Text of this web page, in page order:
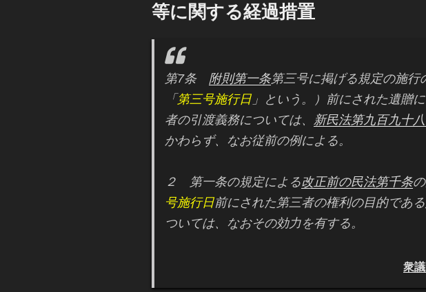
等に関する経過措置
第7条 附則第一条第三号に掲げる規定の施行
「 第三号施行日 」という。）前にされた遺贈
者の引渡義務については、 新民法第九百九十
かわらず、なお従前の例による。
２ 第一条の規定による改正前の民法第千条
号施行日前にされた第三者の権利の目的であ
ついては、なおその効力を有する。
衆